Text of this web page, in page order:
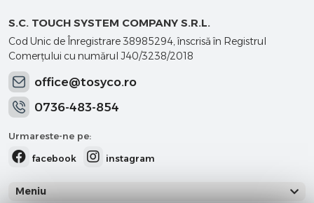
S.C. TOUCH SYSTEM COMPANY S.R.L.
Cod Unic de Înregistrare 38985294, înscrisă în Registrul
Comerţului cu numărul J40/3238/2018
office@tosyco.ro
0736-483-854
Urmareste-ne pe:
facebook
instagram
Meniu